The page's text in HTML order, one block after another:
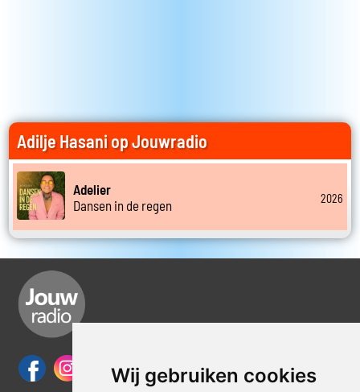
Wij gebruiken cookies
Adilje Hasani op Jouwradio
Adelier
Dansen in de regen
2026